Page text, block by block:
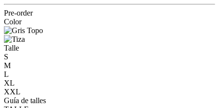
Pre-order
Color
Talle
S
M
L
XL
XXL
Guía de talles